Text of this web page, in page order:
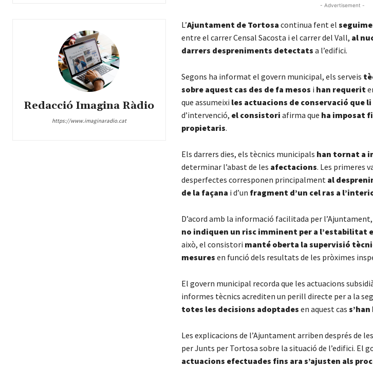
Redacció Imagina Ràdio
https://www.imaginaradio.cat
- Advertisement -
L’Ajuntament de Tortosa continua fent el
entre el carrer Censal Sacosta i el carrer del Vall, al
darrers despreniments detectats a l’edifici.
Segons ha informat el govern municipal, els serveis
sobre aquest cas des de fa mesos i han requerit
que assumeixi les actuacions de conservació que
d’intervenció, el consistori afirma que ha imposat
propietaris.
Els darrers dies, els tècnics municipals han tornat a
determinar l’abast de les afectacions. Les primeres
desperfectes corresponen principalment al
de la façana i d’un fragment d’un cel ras a
D’acord amb la informació facilitada per
no indiquen un risc imminent per a l’estabilitat
això, el consistori manté oberta la supervisió
mesures en funció dels resultats de les pròximes
El govern municipal recorda que les actuacions
informes tècnics acrediten un perill directe per a la
totes les decisions adoptades en aquest cas
Les explicacions de l’Ajuntament arriben després de
per Junts per Tortosa sobre la situació de l’edifici. El
actuacions efectuades fins ara s’ajusten als